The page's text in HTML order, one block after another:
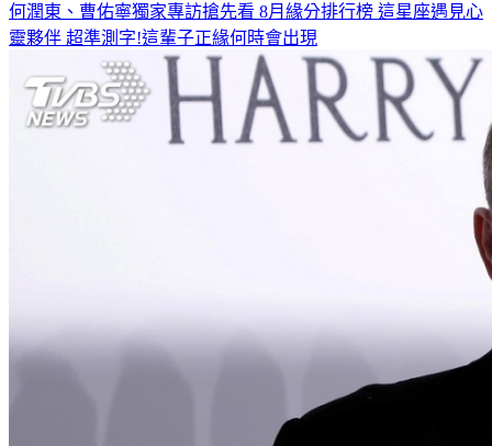
何潤東、曹佑寧獨家專訪搶先看 8月緣分排行榜 這星座遇見心
靈夥伴 超準測字!這輩子正緣何時會出現